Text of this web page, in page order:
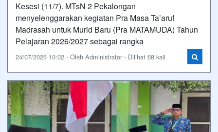
Kesesi (11/7). MTsN 2 Pekalongan
menyelenggarakan kegiatan Pra Masa Ta’aruf
Madrasah untuk Murid Baru (Pra MATAMUDA) Tahun
Pelajaran 2026/2027 sebagai rangka
24/07/2026 10:02 - Oleh Administrator - Dilihat 68 kali